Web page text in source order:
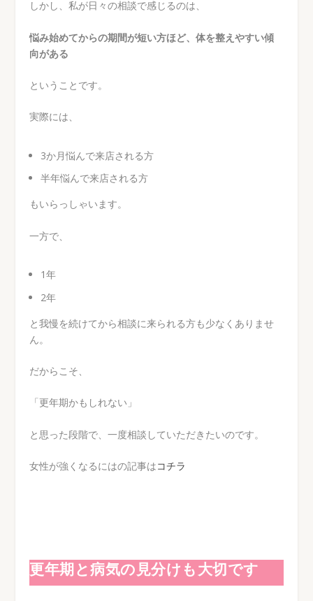
しかし、私が日々の相談で感じるのは、
悩み始めてからの期間が短い方ほど、体を整えやすい傾
向がある
ということです。
実際には、
3か月悩んで来店される方
半年悩んで来店される方
もいらっしゃいます。
一方で、
1年
2年
と我慢を続けてから相談に来られる方も少なくありませ
ん。
だからこそ、
「更年期かもしれない」
と思った段階で、一度相談していただきたいのです。
女性が強くなるにはの記事はコチラ
更年期と病気の見分けも大切です